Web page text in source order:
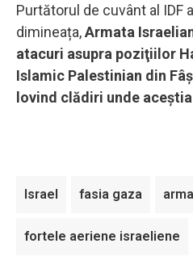
Purtătorul de cuvânt al IDF
dimineața,Armata
atacuri asupra poziţiilor
Islamic Palestinian din
lovind clădiri unde
Israel fasia gaza
fortele aeriene israeliene